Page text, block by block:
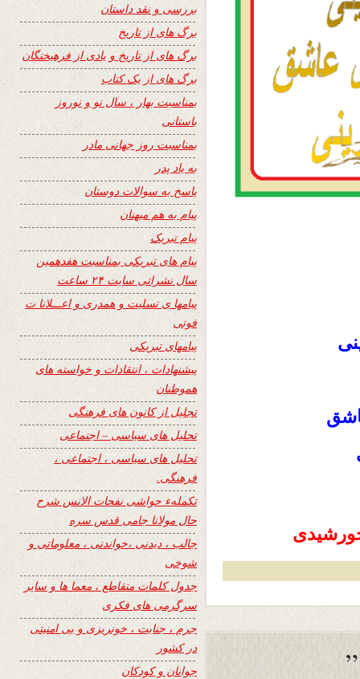
بررسی و نقد داستان
برگ های از تاریخ
برگ های از تاریخ و یادی از فرهیختگان
برگ های از یک کتاب
بمناسبت بهار ، سال نو و نوروز
باستانی
بمناسبت روز جهانی مادر
به یاد پدر
پاسخ به سوالات دوستان
پیام به هم میهنان
پیام تبریک
پیام های تبریکی بمناسبت هفدهمین
سال نشراتی سایت ۲۴ ساعت
پیامها ی تسلیت و همدری و اعـــلانا ت
فوتی
پیامهای تبریکی
پیشنهادات ، انتقادات و خواسته های
هموطنان
تجلیل از کانون های فرهنگی
تحلیل های سیاسی – اجتماعی
تحلیل های سیاسی ، اجتماعی ،
فرهنگی.
تکملهء حواشی نفحات الانس شرح
حال مولانا جامی قدس سره
جالب ، دیدنی ،خواندنی ، معلوماتی و
شوخی
جدول کلمات متقاطع ، معما ها و سایر
سرگرمی های فکری
جرم ، جنایت ، خونریزی و بی امنیتی
در کشور
جوانان و کودکان